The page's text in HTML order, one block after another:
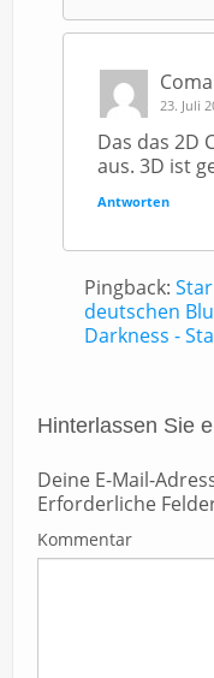
23. Juli
Das das 2D
aus. 3D ist
Antworten
Pingback:
deutschen
Darkness -
Hinterlassen Sie
Deine E-Mail-
Erforderliche
Kommentar